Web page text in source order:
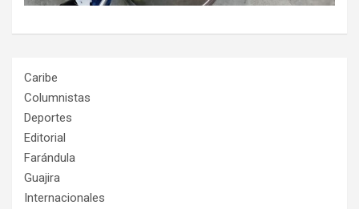
Caribe
Columnistas
Deportes
Editorial
Farándula
Guajira
Internacionales